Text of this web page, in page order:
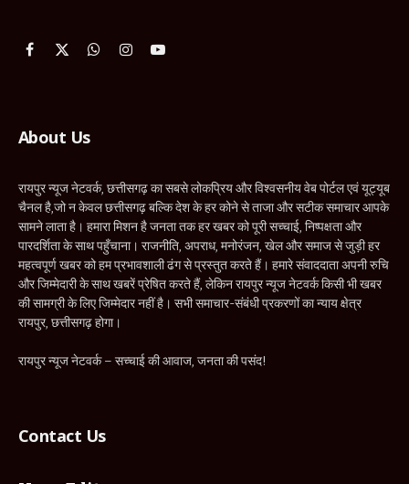
Facebook
X
WhatsApp
InstagramYouTube
About Us
रायपुर न्यूज नेटवर्क, छत्तीसगढ़ का सबसे लोकप्रिय और विश्वसनीय वेब पोर्टल एवं यूट्यूब
चैनल है,जो न केवल छत्तीसगढ़ बल्कि देश के हर कोने से ताजा और सटीक समाचार आपके
सामने लाता है। हमारा मिशन है जनता तक हर खबर को पूरी सच्चाई, निष्पक्षता और
पारदर्शिता के साथ पहुँचाना। राजनीति, अपराध, मनोरंजन, खेल और समाज से जुड़ी हर
महत्वपूर्ण खबर को हम प्रभावशाली ढंग से प्रस्तुत करते हैं। हमारे संवाददाता अपनी रुचि
और जिम्मेदारी के साथ खबरें प्रेषित करते हैं, लेकिन रायपुर न्यूज नेटवर्क किसी भी खबर
की सामग्री के लिए जिम्मेदार नहीं है। सभी समाचार-संबंधी प्रकरणों का न्याय क्षेत्र
रायपुर, छत्तीसगढ़ होगा।
रायपुर न्यूज नेटवर्क – सच्चाई की आवाज, जनता की पसंद!
Contact Us